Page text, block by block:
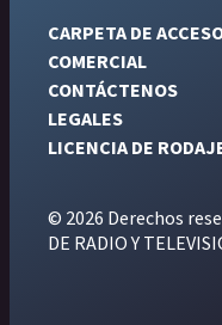
CARPETA DE
COMERCIAL
CONTÁCTENOS
LEGALES
LICENCIA DE
© 2026 Derechos
DE RADIO Y